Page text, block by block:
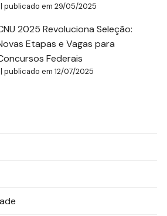
|publicado em 29/05/2025
2025 Revoluciona Seleção:
Etapas e Vagas para
Federais
|publicado em 12/07/2025